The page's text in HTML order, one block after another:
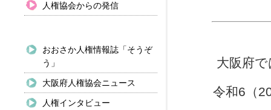
人権協会からの発信
おおさか人権情報誌「そうぞ
う」
大阪府人権協会ニュース
人権インタビュー
大阪府
令和6（